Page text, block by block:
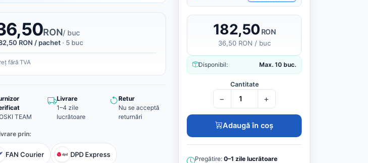
RON/ buc
RON / pachet · 5 buc
fără TVA
TEAM
Livrare
1–4 zile
lucrătoare
Retur
Nu se acceptă
returnări
prin:
FAN Courier DPD Express
182,50 RON
36,50 RON / buc
Disponibil: Max. 10 buc.
Cantitate
− +
Adaugă în coș
Pregătire: 0–1 zile lucrătoare